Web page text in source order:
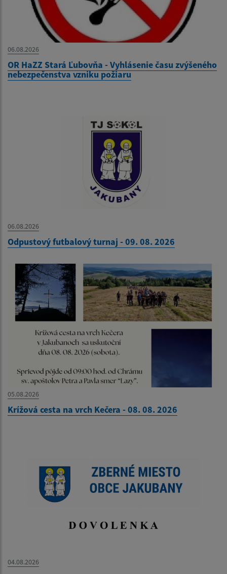
06.08.2026
OR HaZZ Stará Ľubovňa - Vyhlásenie času zvýšeného
nebezpečenstva vzniku požiaru
06.08.2026
Odpustový futbalový turnaj - 09. 08. 2026
05.08.2026
Krížová cesta na vrch Kečera - 08. 08. 2026
04.08.2026